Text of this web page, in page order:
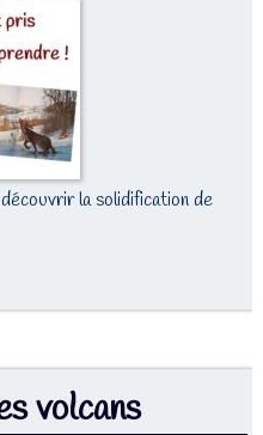
la solidification de
volcans